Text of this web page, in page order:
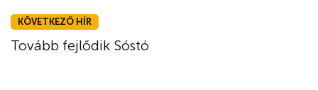
KÖVETKEZŐ HÍR
Tovább fejlődik Sóstó